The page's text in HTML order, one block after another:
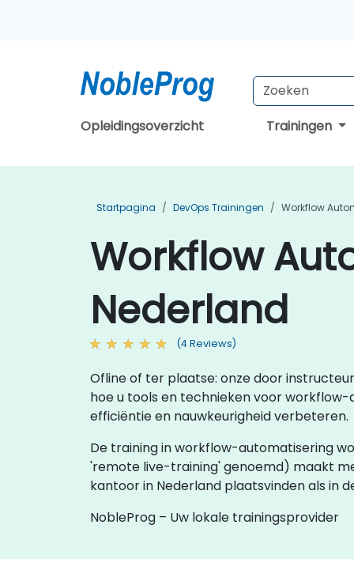
Opleidingsoverzicht Trainingen
Startpagina DevOps Trainingen Workflow
Workflow
Nederland
(4 Reviews)
Ofline of ter plaatse: onze door
hoe u tools en technieken voor
efficiëntie en nauwkeurigheid verbeteren.
De training in workflow-automatisering
'remote live-training' genoemd) maakt
kantoor in Nederland plaatsvinden als in
NobleProg – Uw lokale trainingsprovider